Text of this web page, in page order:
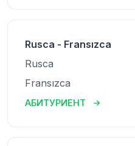
Rusca - Fransızca
Rusca
Fransızca
АБИТУРИЕНТ